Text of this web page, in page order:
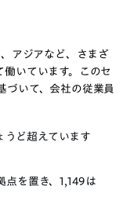
アジアなど、さまざ
働いています。このセ
づいて、会社の従業員
うど超えています
点を置き、1,149は